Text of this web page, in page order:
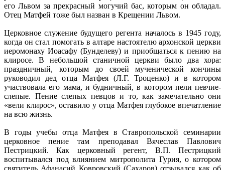
его Львом за прекрасный могучий бас, которым он обладал.
Отец Матфей тоже был назван в Крещении Львом.
Церковное служение будущего регента началось в 1945 году,
когда он стал помогать в алтаре настоятелю архонской церкви
иеромонаху Иоасафу (Бунделеву) и приобщаться к пению на
клиросе. В небольшой станичной церкви было два хора:
праздничный, которым до своей мученической кончины
руководил дед отца Матфея (Л.Г. Троценко) и в котором
участвовала его мама, и будничный, в котором пели певчие-
слепые. Пение слепых певцов и то, как замечательно они
«вели клирос», оставило у отца Матфея глубокое впечатление
на всю жизнь.
В годы учебы отца Матфея в Ставропольской семинарии
церковное пение там преподавал Вячеслав Павлович
Пестрицкий. Как церковный регент, В.П. Пестрицкий
воспитывался под влиянием митрополита Гурия, о котором
святитель Афанасий Ковровский (Сахаров) отзывался как об